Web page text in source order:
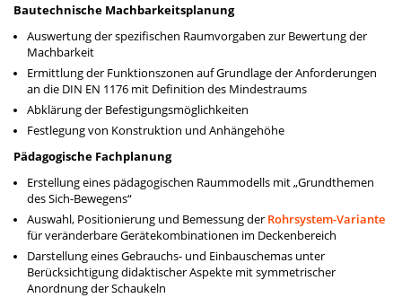
Bautechnische Machbarkeitsplanung
Auswertung der spezifischen Raumvorgaben zur Bewertung der
Machbarkeit
Ermittlung der Funktionszonen auf Grundlage der Anforderungen
an die DIN EN 1176 mit Definition des Mindestraums
Abklärung der Befestigungsmöglichkeiten
Festlegung von Konstruktion und Anhängehöhe
Pädagogische Fachplanung
Erstellung eines pädagogischen Raummodells mit „Grundthemen
des Sich-Bewegens“
Auswahl, Positionierung und Bemessung der Rohrsystem-Variante
für veränderbare Geräte­kombinationen im Deckenbereich
Darstellung eines Gebrauchs- und Einbauschemas unter
Berücksichtigung didaktischer Aspekte mit symmetrischer
Anordnung der Schaukeln